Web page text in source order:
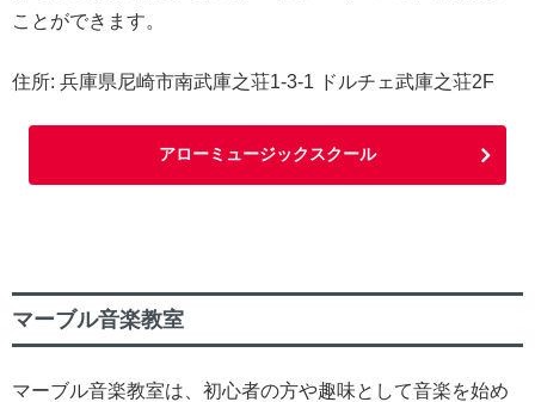
ことができます。
住所: 兵庫県尼崎市南武庫之荘1-3-1 ドルチェ武庫之荘2F
アローミュージックスクール
マーブル音楽教室
マーブル音楽教室は、初心者の方や趣味として音楽を始め